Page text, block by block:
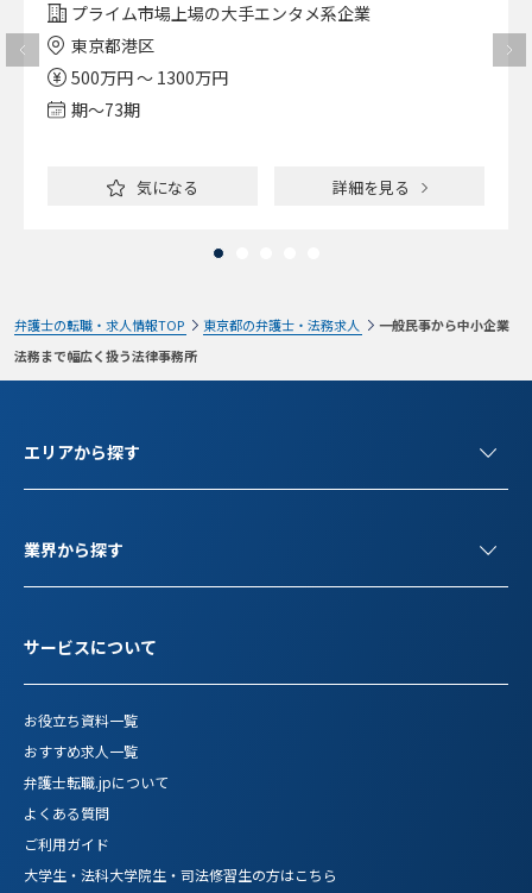
プライム市場上場の大手エンタメ系企業
東京都港区
500万円 ～ 1300万円
期〜73期
気になる 詳細を見る
弁護士の転職・求人情報TOP 東京都の弁護士・法務求人
一般民事から中小企業
法務まで幅広く扱う法律事務所
エリアから探す
業界から探す
サービスについて
お役立ち資料一覧
おすすめ求人一覧
弁護士転職.jpについて
よくある質問
ご利用ガイド
大学生・法科大学院生・司法修習生の方はこちら